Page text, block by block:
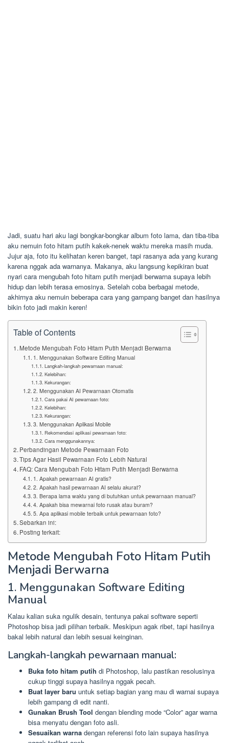
Jadi, suatu hari aku lagi bongkar-bongkar album foto lama, dan tiba-tiba
aku nemuin foto hitam putih kakek-nenek waktu mereka masih muda.
Jujur aja, foto itu kelihatan keren banget, tapi rasanya ada yang kurang
karena nggak ada warnanya. Makanya, aku langsung kepikiran buat
nyari cara mengubah foto hitam putih menjadi berwarna supaya lebih
hidup dan lebih terasa emosinya. Setelah coba berbagai metode,
akhirnya aku nemuin beberapa cara yang gampang banget dan hasilnya
bikin foto jadi makin keren!
Table of Contents
Metode Mengubah Foto Hitam Putih Menjadi Berwarna
1. Menggunakan Software Editing Manual
Langkah-langkah pewarnaan manual:
Kelebihan:
Kekurangan:
2. Menggunakan AI Pewarnaan Otomatis
Cara pakai AI pewarnaan foto:
Kelebihan:
Kekurangan:
3. Menggunakan Aplikasi Mobile
Rekomendasi aplikasi pewarnaan foto:
Cara menggunakannya:
Perbandingan Metode Pewarnaan Foto
Tips Agar Hasil Pewarnaan Foto Lebih Natural
FAQ: Cara Mengubah Foto Hitam Putih Menjadi Berwarna
1. Apakah pewarnaan AI gratis?
2. Apakah hasil pewarnaan AI selalu akurat?
3. Berapa lama waktu yang di butuhkan untuk pewarnaan manual?
4. Apakah bisa mewarnai foto rusak atau buram?
5. Apa aplikasi mobile terbaik untuk pewarnaan foto?
Sebarkan ini:
Posting terkait:
Metode Mengubah Foto Hitam Putih
Menjadi Berwarna
1. Menggunakan Software Editing
Manual
Kalau kalian suka ngulik desain, tentunya pakai software seperti
Photoshop bisa jadi pilihan terbaik. Meskipun agak ribet, tapi hasilnya
bakal lebih natural dan lebih sesuai keinginan.
Langkah-langkah pewarnaan manual:
Buka foto hitam putih di Photoshop, lalu pastikan resolusinya
cukup tinggi supaya hasilnya nggak pecah.
Buat layer baru untuk setiap bagian yang mau di warnai supaya
lebih gampang di edit nanti.
Gunakan Brush Tool dengan blending mode “Color” agar warna
bisa menyatu dengan foto asli.
Sesuaikan warna dengan referensi foto lain supaya hasilnya